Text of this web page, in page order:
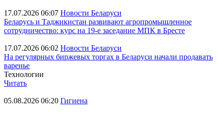
17.07.2026 06:07 Новости Беларуси
Беларусь и Таджикистан развивают агропромышленное
сотрудничество: курс на 19-е заседание МПК в Бресте
17.07.2026 06:02 Новости Беларуси
На регулярных биржевых торгах в Беларуси начали продавать
варенье
Технологии
Читать
05.08.2026 06:20 Гигиена